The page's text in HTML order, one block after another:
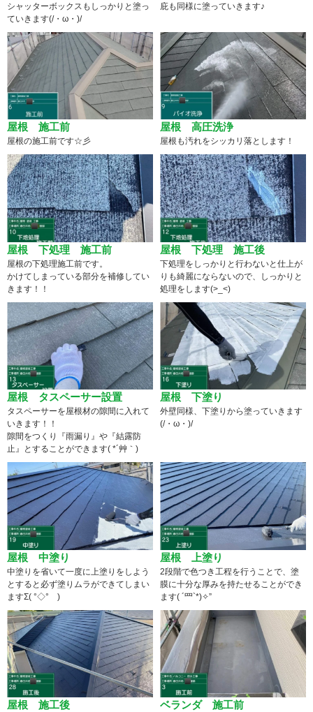
シャッターボックスもしっかりと塗っ
ていきます(/・ω・)/
庇も同様に塗っていきます♪
屋根 施工前
屋根の施工前です☆彡
屋根 高圧洗浄
屋根も汚れをシッカリ落とします！
屋根 下処理 施工前
屋根の下処理施工前です。
かけてしまっている部分を補修してい
きます！！
屋根 下処理 施工後
下処理をしっかりと行わないと仕上が
りも綺麗にならないので、しっかりと
処理をします(>_<)
屋根 タスペーサー設置
タスペーサーを屋根材の隙間に入れて
いきます！！
隙間をつくり『雨漏り』や『結露防
止』とすることができます( *´艸｀)
屋根 下塗り
外壁同様、下塗りから塗っていきます
(/・ω・)/
屋根 中塗り
中塗りを省いて一度に上塗りをしよう
とすると必ず塗りムラができてしまい
ますΣ( °◇° )
屋根 上塗り
2段階で色つき工程を行うことで、塗
膜に十分な厚みを持たせることができ
ます( ´罒`*)✧”
屋根 施工後 ベランダ 施工前